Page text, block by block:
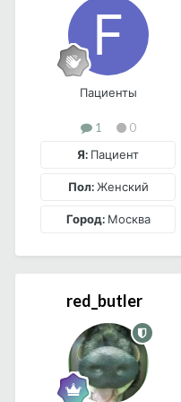
Пациенты
1
0
Я: Пациент
Пол:Женский
Город:Москва
red_butler